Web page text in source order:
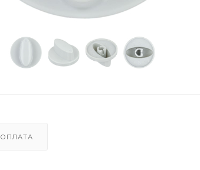
ОПЛАТА